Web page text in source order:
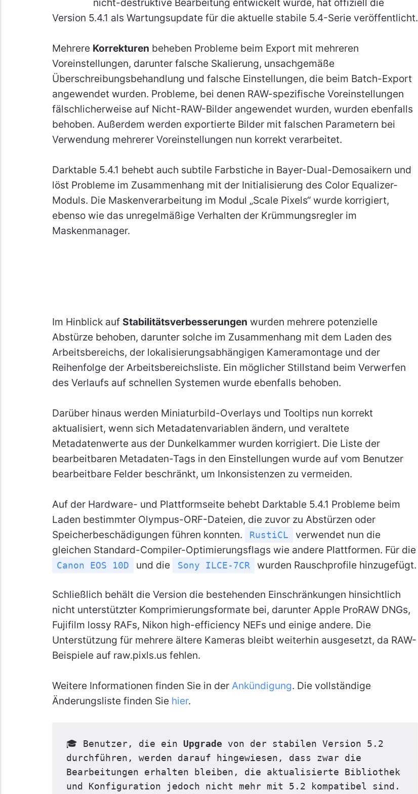
nicht-destruktive Bearbeitung entwickelt wurde, hat offiziell die
Version 5.4.1 als Wartungsupdate für die aktuelle stabile 5.4-Serie veröffentlicht.
Mehrere Korrekturen beheben Probleme beim Export mit mehreren
Voreinstellungen, darunter falsche Skalierung, unsachgemäße
Überschreibungsbehandlung und falsche Einstellungen, die beim Batch-Export
angewendet wurden. Probleme, bei denen RAW-spezifische Voreinstellungen
fälschlicherweise auf Nicht-RAW-Bilder angewendet wurden, wurden ebenfalls
behoben. Außerdem werden exportierte Bilder mit falschen Parametern bei
Verwendung mehrerer Voreinstellungen nun korrekt verarbeitet.
Darktable 5.4.1 behebt auch subtile Farbstiche in Bayer-Dual-Demosaikern und
löst Probleme im Zusammenhang mit der Initialisierung des Color Equalizer-
Moduls. Die Maskenverarbeitung im Modul „Scale Pixels“ wurde korrigiert,
ebenso wie das unregelmäßige Verhalten der Krümmungsregler im
Maskenmanager.
Im Hinblick auf Stabilitätsverbesserungen wurden mehrere potenzielle
Abstürze behoben, darunter solche im Zusammenhang mit dem Laden des
Arbeitsbereichs, der lokalisierungsabhängigen Kameramontage und der
Reihenfolge der Arbeitsbereichsliste. Ein möglicher Stillstand beim Verwerfen
des Verlaufs auf schnellen Systemen wurde ebenfalls behoben.
Darüber hinaus werden Miniaturbild-Overlays und Tooltips nun korrekt
aktualisiert, wenn sich Metadatenvariablen ändern, und veraltete
Metadatenwerte aus der Dunkelkammer wurden korrigiert. Die Liste der
bearbeitbaren Metadaten-Tags in den Einstellungen wurde auf vom Benutzer
bearbeitbare Felder beschränkt, um Inkonsistenzen zu vermeiden.
Auf der Hardware- und Plattformseite behebt Darktable 5.4.1 Probleme beim
Laden bestimmter Olympus-ORF-Dateien, die zuvor zu Abstürzen oder
Speicherbeschädigungen führen konnten.
RustiCL
verwendet nun die
gleichen Standard-Compiler-Optimierungsflags wie andere Plattformen. Für die
Canon EOS 10D und die Sony ILCE-7CR wurden Rauschprofile hinzugefügt.
Schließlich behält die Version die bestehenden Einschränkungen hinsichtlich
nicht unterstützter Komprimierungsformate bei, darunter Apple ProRAW DNGs,
Fujifilm lossy RAFs, Nikon high-efficiency NEFs und einige andere. Die
Unterstützung für mehrere ältere Kameras bleibt weiterhin ausgesetzt, da RAW-
Beispiele auf raw.pixls.us fehlen.
Weitere Informationen finden Sie in der Ankündigung. Die vollständige
Änderungsliste finden Sie hier.
🎓 Benutzer, die ein Upgrade von der stabilen Version 5.2
durchführen, werden darauf hingewiesen, dass zwar die
Bearbeitungen erhalten bleiben, die aktualisierte Bibliothek
und Konfiguration jedoch nicht mehr mit 5.2 kompatibel sind.